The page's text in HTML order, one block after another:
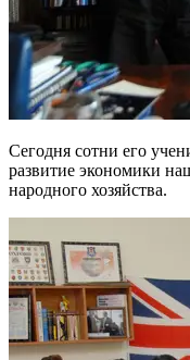
Сегодня сотни его
развитие экономики
народного хозяйства.